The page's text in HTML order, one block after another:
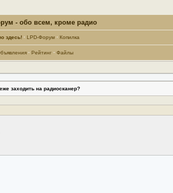
- обо всем, кроме радио
здесь! · LPD-Форум · Копилка
· Рейтинг · Файлы
заходить на радиосканер?